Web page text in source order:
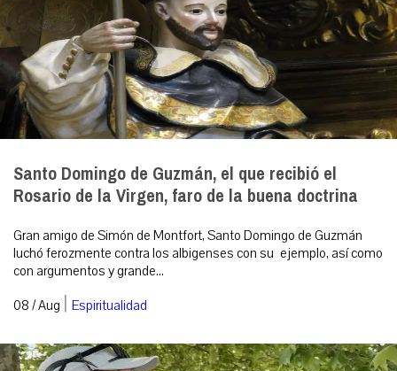
Santo Domingo de Guzmán, el que recibió el
Rosario de la Virgen, faro de la buena doctrina
Gran amigo de Simón de Montfort, Santo Domingo de Guzmán
luchó ferozmente contra los albigenses con su ejemplo, así como
con argumentos y grande...
08 / Aug | Espiritualidad